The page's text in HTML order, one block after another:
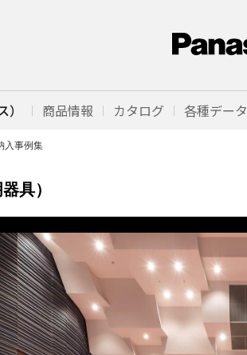
商品情報 カタログ 各種データ
入事例集
具）